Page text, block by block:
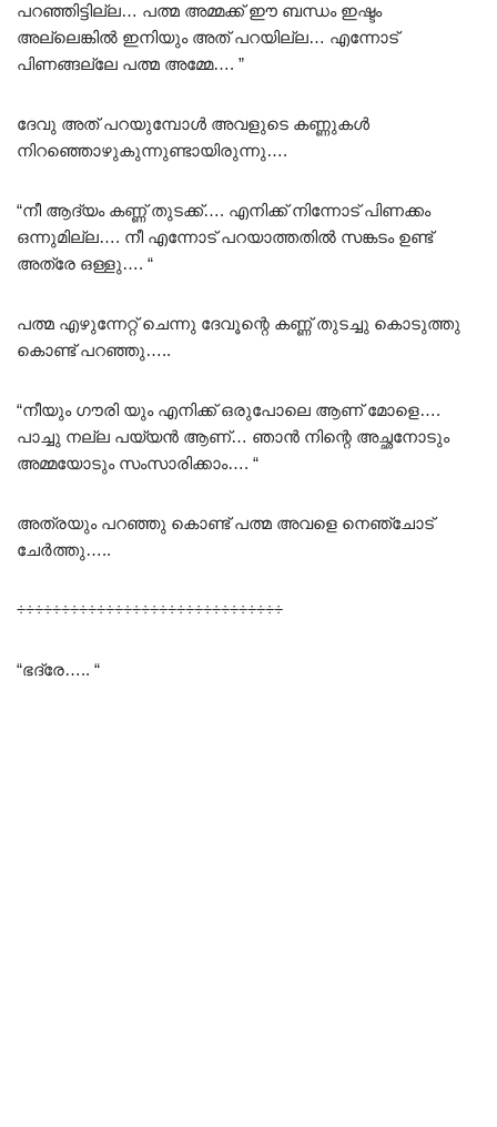
പറഞ്ഞിട്ടില്ല… പത്മ അമ്മക്ക് ഈ ബന്ധം ഇഷ്ടം
അല്ലെങ്കിൽ ഇനിയും അത് പറയില്ല… എന്നോട്
പിണങ്ങല്ലേ പത്മ അമ്മേ…. ”
ദേവു അത് പറയുമ്പോൾ അവളുടെ കണ്ണുകൾ
നിറഞ്ഞൊഴുകുന്നുണ്ടായിരുന്നു….
“നീ ആദ്യം കണ്ണ് തുടക്ക്…. എനിക്ക് നിന്നോട് പിണക്കം
ഒന്നുമില്ല…. നീ എന്നോട് പറയാത്തതിൽ സങ്കടം ഉണ്ട്
അത്രേ ഒള്ളു…. “
പത്മ എഴുന്നേറ്റ് ചെന്നു ദേവൂന്റെ കണ്ണ് തുടച്ചു കൊടുത്തു
കൊണ്ട് പറഞ്ഞു…..
“നീയും ഗൗരി യും എനിക്ക് ഒരുപോലെ ആണ് മോളെ….
പാച്ചു നല്ല പയ്യൻ ആണ്… ഞാൻ നിന്റെ അച്ഛനോടും
അമ്മയോടും സംസാരിക്കാം…. “
അത്രയും പറഞ്ഞു കൊണ്ട് പത്മ അവളെ നെഞ്ചോട്
ചേർത്തു…..
÷÷÷÷÷÷÷÷÷÷÷÷÷÷÷÷÷÷÷÷÷÷÷÷÷÷÷÷÷÷
“ഭദ്രേ….. “